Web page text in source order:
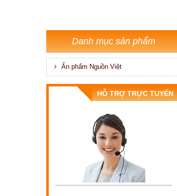
Danh mục sản phẩm
Ấn phẩm Nguồn Việt
HỖ TRỢ TRỰC TUYẾN